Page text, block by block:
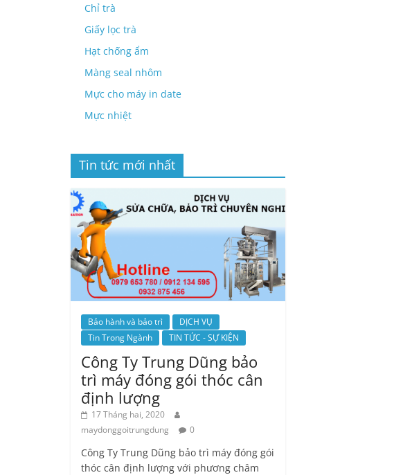
Chỉ trà
Giấy lọc trà
Hạt chống ẩm
Màng seal nhôm
Mực cho máy in date
Mực nhiệt
Tin tức mới nhất
Bảo hành và bảo trì
DỊCH VỤ
Tin Trong Ngành
TIN TỨC - SỰ KIỆN
Công Ty Trung Dũng bảo
trì máy đóng gói thóc cân
định lượng
17 Tháng hai, 2020
maydonggoitrungdung
0
Công Ty Trung Dũng bảo trì máy đóng gói
thóc cân định lượng với phương châm